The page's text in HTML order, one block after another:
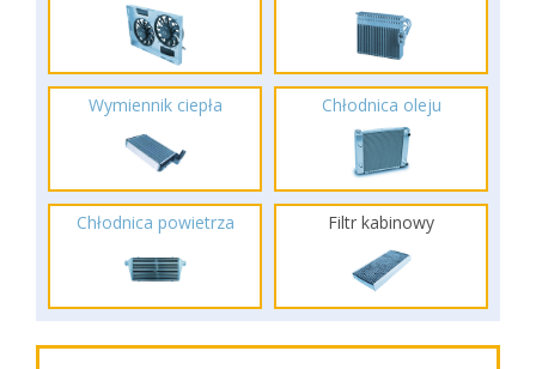
Wymiennik ciepła Chłodnica oleju
Chłodnica powietrza Filtr kabinowy